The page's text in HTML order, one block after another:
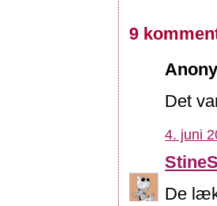
9
Det
4. juni
De